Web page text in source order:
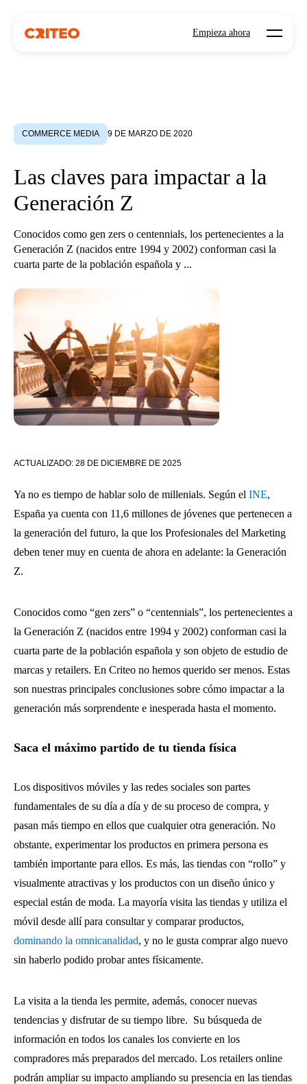
Empieza ahora Open
COMMERCE MEDIA 9 DE MARZO DE 2020
Las claves para impactar a la
Generación Z
Conocidos como gen zers o centennials, los pertenecientes a la
Generación Z (nacidos entre 1994 y 2002) conforman casi la
cuarta parte de la población española y ...
ACTUALIZADO: 28 DE DICIEMBRE DE 2025
Ya no es tiempo de hablar solo de millenials. Según el INE,
España ya cuenta con 11,6 millones de jóvenes que pertenecen a
la generación del futuro, la que los Profesionales del Marketing
deben tener muy en cuenta de ahora en adelante: la Generación
Z.
Conocidos como “gen zers” o “centennials”, los pertenecientes a
la Generación Z (nacidos entre 1994 y 2002) conforman casi la
cuarta parte de la población española y son objeto de estudio de
marcas y retailers. En Criteo no hemos querido ser menos. Estas
son nuestras principales conclusiones sobre cómo impactar a la
generación más sorprendente e inesperada hasta el momento.
Saca el máximo partido de tu tienda física
Los dispositivos móviles y las redes sociales son partes
fundamentales de su día a día y de su proceso de compra, y
pasan más tiempo en ellos que cualquier otra generación. No
obstante, experimentar los productos en primera persona es
también importante para ellos. Es más, las tiendas con “rollo” y
visualmente atractivas y los productos con un diseño único y
especial están de moda. La mayoría visita las tiendas y utiliza el
móvil desde allí para consultar y comparar productos,
dominando la omnicanalidad, y no le gusta comprar algo nuevo
sin haberlo podido probar antes físicamente.
La visita a la tienda les permite, además, conocer nuevas
tendencias y disfrutar de su tiempo libre. Su búsqueda de
información en todos los canales los convierte en los
compradores más preparados del mercado. Los retailers online
podrán ampliar su impacto ampliando su presencia en las tiendas